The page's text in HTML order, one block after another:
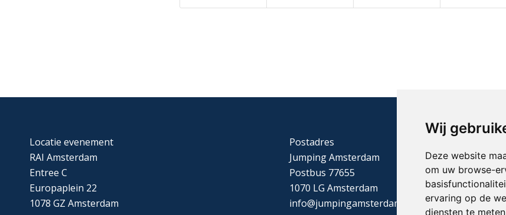
Wij
Deze website
om uw browse-
ervaring op de
diensten te
Locatie evenement
RAI Amsterdam
Entree C
Europaplein 22
1078 GZ Amsterdam
Postadres
Jumping Amsterdam
Postbus 77655
1070 LG Amsterdam
info@jumpingamsterdam.nl